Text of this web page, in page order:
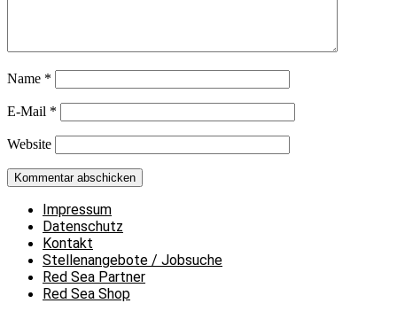
Name *
E-Mail *
Website
Impressum
Datenschutz
Kontakt
Stellenangebote / Jobsuche
Red Sea Partner
Red Sea Shop